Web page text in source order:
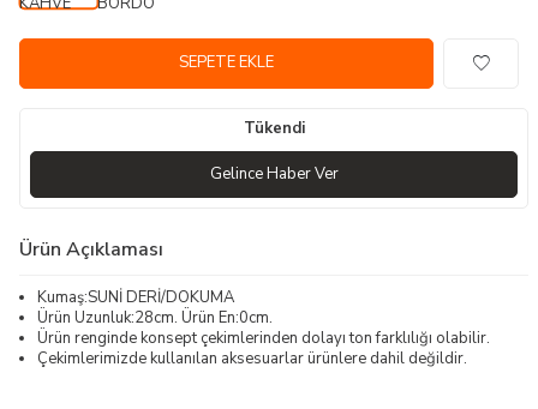
SEPETE EKLE
Tükendi
Gelince Haber Ver
Ürün Açıklaması
Kumaş:SUNİ DERİ/DOKUMA
Ürün Uzunluk:28cm. Ürün En:0cm.
Ürün renginde konsept çekimlerinden dolayı ton farklılığı olabilir.
Çekimlerimizde kullanılan aksesuarlar ürünlere dahil değildir.